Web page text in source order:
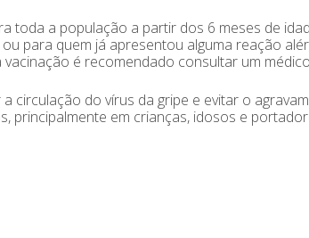
toda a população a partir dos 6 meses de
para quem já apresentou alguma reação
é recomendado consultar um
circulação do vírus da gripe e evitar o
principalmente em crianças, idosos e